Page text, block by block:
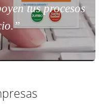
tus procesos